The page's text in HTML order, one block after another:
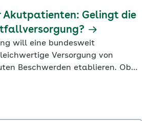
Akutpatienten: Gelingt die
will eine bundesweit
Versorgung von
Beschwerden etablieren. Ob